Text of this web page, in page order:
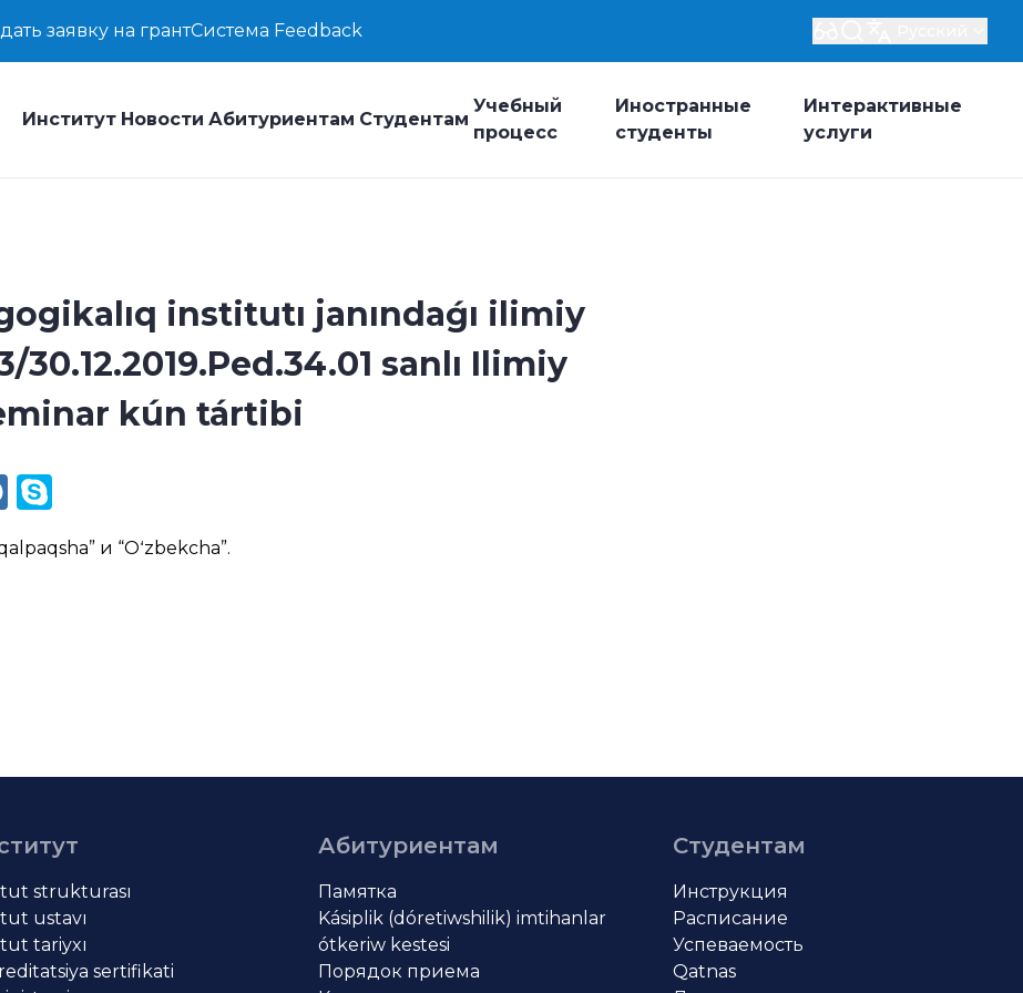
заявку на грантСистема Feedback
Институт Новости Абитуриентам Студентам
Учебный
процесс
Иностранные
студенты
Интерактивные
услуги
institutı janındaǵı ilimiy
sanlı Ilimiy
kún tártibi
Mail.Ru
” и “Oʻzbekcha”.
strukturası
ustavı
tariyxı
sertifikati
Абитуриентам
Памятка
Kásiplik (dóretiwshilik) imtihanlar
ótkeriw kestesi
Порядок приема
Студентам
Инструкция
Расписание
Успеваемость
Qatnas